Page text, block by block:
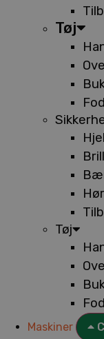
Tøj
Tøj
Maskiner